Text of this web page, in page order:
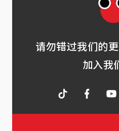
请勿错过我们的
加入我